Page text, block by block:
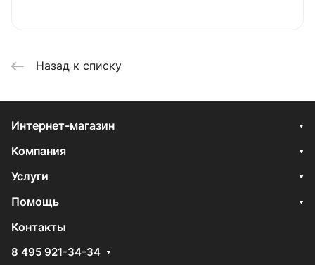
Назад к списку
Интернет-магазин
Компания
Услуги
Помощь
Контакты
8 495 921-34-34